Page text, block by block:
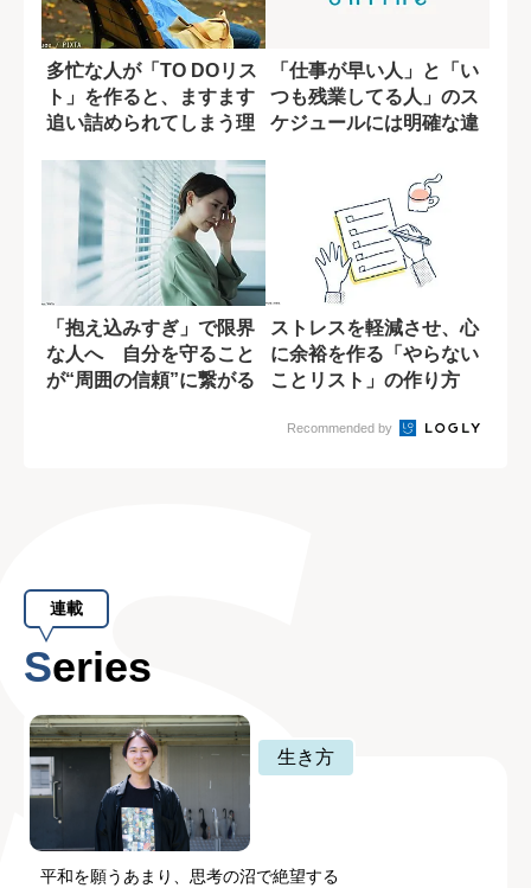
多忙な人が「TO DOリス
ト」を作ると、ますます
追い詰められてしまう理
「仕事が早い人」と「い
つも残業してる人」のス
ケジュールには明確な違
「抱え込みすぎ」で限界
な人へ 自分を守ること
が“周囲の信頼”に繋がる
ストレスを軽減させ、心
に余裕を作る「やらない
ことリスト」の作り方
Recommended by
連載
Series
生き方
平和を願うあまり、思考の沼で絶望する